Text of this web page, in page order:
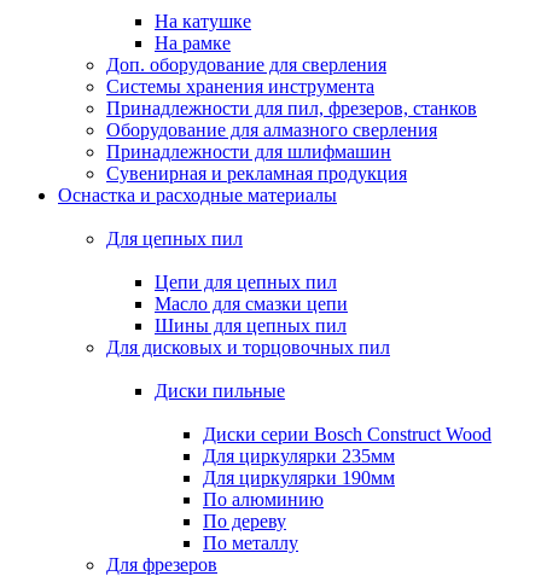
На катушке
На рамке
Доп. оборудование для сверления
Системы хранения инструмента
Принадлежности для пил, фрезеров, станков
Оборудование для алмазного сверления
Принадлежности для шлифмашин
Сувенирная и рекламная продукция
Оснастка и расходные материалы
Для цепных пил
Цепи для цепных пил
Масло для смазки цепи
Шины для цепных пил
Для дисковых и торцовочных пил
Диски пильные
Диски серии Bosch Construct Wood
Для циркулярки 235мм
Для циркулярки 190мм
По алюминию
По дереву
По металлу
Для фрезеров